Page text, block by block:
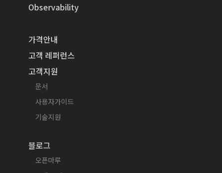
Observability
가격안내
고객 레퍼런스
고객지원
문서
사용자가이드
기술지원
블로그
오픈마루